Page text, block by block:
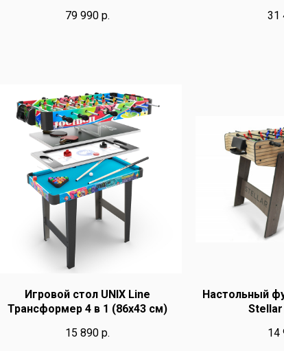
79 990 р.
31
Игровой стол UNIX Line
Трансформер 4 в 1 (86х43 cм)
15 890 р.
Настольный
14